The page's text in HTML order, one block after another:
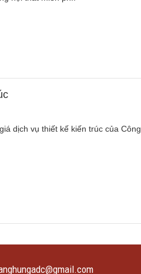
dịch vụ thiết kế kiến trúc của Công